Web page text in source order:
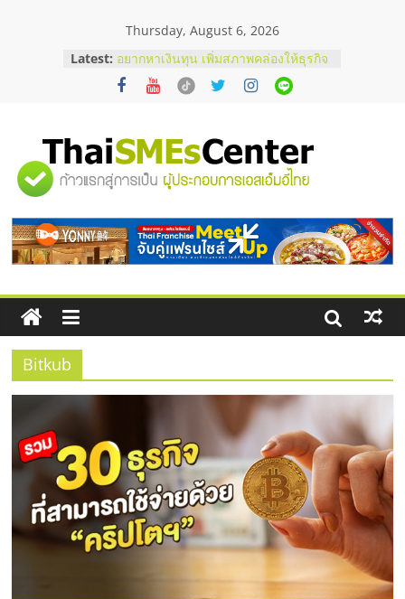
Thursday, August 6, 2026
Latest: อยากหาเงินทุน เพิ่มสภาพคล่องให้ธุรกิจ
เริ่มยังไงให้ผ่านฉลุย
สัมมนาออนไลน์ โอกาสบริหารสถานี
ThaiFranchise Meet Up จับคู่แฟรน
ไชส์ ครั้งที่ 8
ร้านเครื่องเสียงคุณภาพสูง พร้อม
บริษัท Cybersecurity ในไทยที่ไหนดี?
วิธีเลือกผู้ให้บริการให้คุ้มค่าและตอบ
โจทย์ธุรกิจ
"ศูนย์
รวม
ข้อมูล
ธุรกิจ
SME
แห่ง
ประเทศไทย,
ThaiSMEsCenter,
Bitkub